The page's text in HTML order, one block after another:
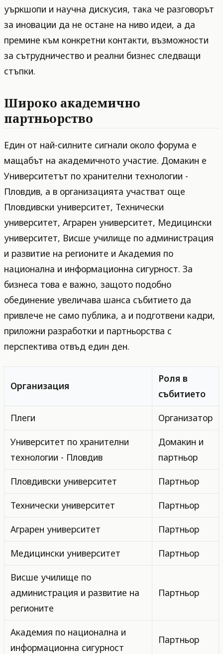
уъркшопи и научна дискусия, така че разговорът
за иновации да не остане на ниво идеи, а да
премине към конкретни контакти, възможности
за сътрудничество и реални бизнес следващи
стъпки.
Широко академично
партньорство
Един от най-силните сигнали около форума е
мащабът на академичното участие. Домакин е
Университетът по хранителни технологии -
Пловдив, а в организацията участват още
Пловдивски университет, Технически
университет, Аграрен университет, Медицински
университет, Висше училище по администрация
и развитие на регионите и Академия по
национална и информационна сигурност. За
бизнеса това е важно, защото подобно
обединение увеличава шанса събитието да
привлече не само публика, а и подготвени кадри,
приложни разработки и партньорства с
перспектива отвъд един ден.
Организация
Роля в
събитието
Плеги
Организатор
Университет по хранителни
технологии - Пловдив
Домакин и
партньор
Пловдивски университет
Партньор
Технически университет
Партньор
Аграрен университет
Партньор
Медицински университет
Партньор
Висше училище по
администрация и развитие на
регионите
Партньор
Академия по национална и
информационна сигурност
Партньор